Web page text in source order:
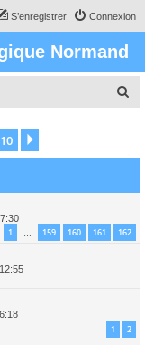
Connexion
S’enregistrer
Normand
h
c
h
10
1 159 160 161 162
1 2